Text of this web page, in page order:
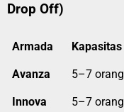
Drop Off)
Armada Kapasitas
Avanza 5–7 orang
Innova 5–7 orang